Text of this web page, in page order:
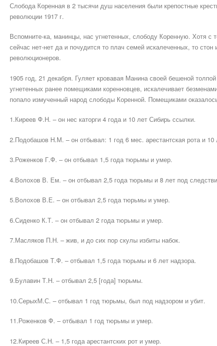
Слобода Коренная в 2 тысячи душ населения были крепостные
революции 1917 г.
Вспомните-ка, манинцы, нас угнетенных, слободу Коренную. Хотя с
сейчас нет-нет да и почудится то плач семей искалеченных, то
революционеров.
1905 год, 21 декабря. Гуляет кровавая Манина своей бешеной
угнетенных ранее помещиками коренновцев, искалечивает
попало измученный народ слободы Коренной. Помещиками
1.Киреев Ф.Н. – он нес каторги 4 года и 10 лет Сибирь ссылки.
2.Подобашов Н.М. – он отбывал: 1 год 6 мес. арестантская рота и 10
3.Роженков Г.Ф. – он отбывал 1,5 года тюрьмы и умер.
4.Волохов В. Ем. – он отбывал 2,5 года тюрьмы и 8 лет под
5.Волохов В.Е. – он отбывал 2,5 года тюрьмы и умер.
6.Сиденко К.Т. – он отбывал 2 года тюрьмы и умер.
7.Масляков П.Н. – жив, и до сих пор скулы избиты набок.
8.Подобашов Т.Ф. – отбывал 1,5 года тюрьмы и 6 лет надзора.
9.Булавин Т.Н. – отбывал 2,5 [года] тюрьмы.
10.СерыхМ.С. – отбывал 1 год тюрьмы, был под надзором и убит.
11.Роженков Ф. – отбывал 1 год тюрьмы и умер.
12.Киреев С.Н. – 1,5 года арестантских рот и умер.